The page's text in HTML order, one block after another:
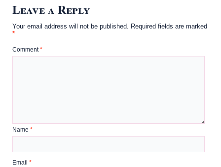
Leave a Reply
Your email address will not be published. Required fields are marked
*
Comment*
Name*
Email*